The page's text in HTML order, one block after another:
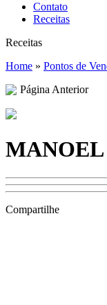
Contato
Receitas
Receitas
Home » Pontos de
Página Anterior
MANOEL
Compartilhe